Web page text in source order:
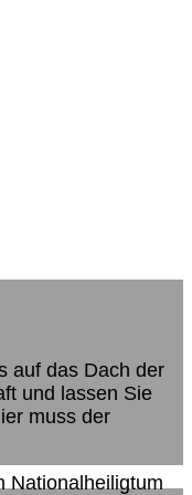
auf das Dach der
und lassen Sie
muss der
Nationalheiligtum